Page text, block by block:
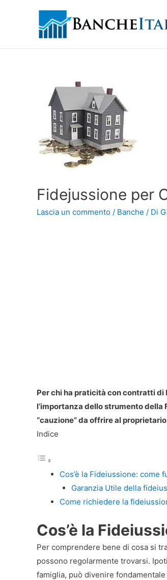
Fidejussione per
Lascia un commento / Banche / Di
Per chi ha praticità con contratti
l’importanza dello strumento
“cauzione” da offrire al
Indice
Cos’è la Fideiussione: come
Garanzia Utile della
Come richiedere la
Cos’è la
Per comprendere bene di cosa si
possono regolarmente trovarsi.
famiglia, può divenire